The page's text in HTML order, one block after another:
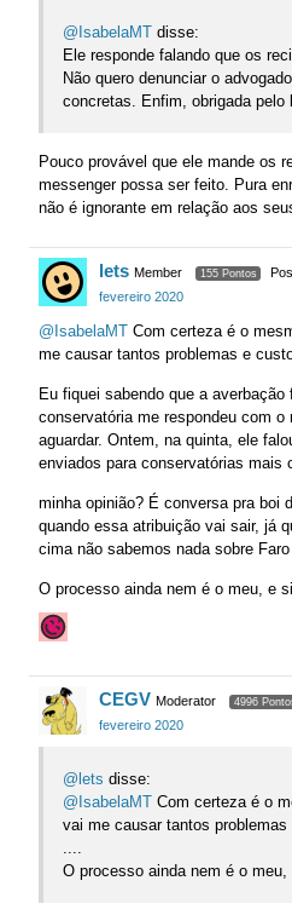
@IsabelaMT disse:
Ele responde falando que os
Não quero denunciar o
concretas. Enfim, obrigada
Pouco provável que ele mande os
messenger possa ser feito. Pura
não é ignorante em relação aos
lets Member 155 Pontos
fevereiro 2020
@IsabelaMT Com certeza é o
me causar tantos problemas e
Eu fiquei sabendo que a
conservatória me respondeu com
aguardar. Ontem, na quinta, ele
enviados para conservatórias mais
minha opinião? É conversa pra boi
quando essa atribuição vai sair, já
cima não sabemos nada sobre Faro
O processo ainda nem é o meu, e
CEGV Moderator 4996
fevereiro 2020
@lets disse:
@IsabelaMT Com certeza é o
vai me causar tantos
....
O processo ainda nem é o